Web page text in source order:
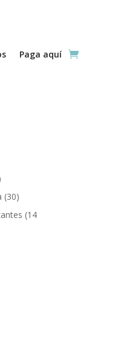
Paga aquí
productos
3030
productos
14